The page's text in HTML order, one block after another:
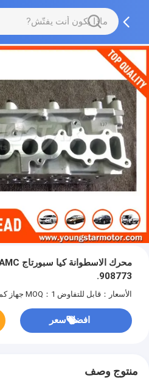
908773.
الأسعار：قابل للتفاوض MOQ：1 جهاز كمبيوتر
افضل سعر
منتوج وصف